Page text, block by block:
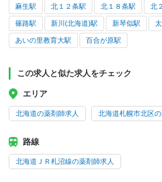
麻生駅 北１２条駅 北１８条駅 北
篠路駅 新川(北海道)駅 新琴似駅
あいの里教育大駅 百合が原駅
この求人と似た求人をチェック
エリア
北海道の薬剤師求人 北海道札幌市北区
路線
北海道ＪＲ札沼線の薬剤師求人